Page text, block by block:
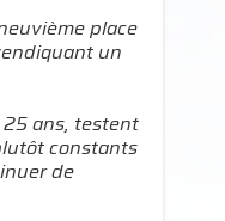
place
un
ans, testent
constants
de